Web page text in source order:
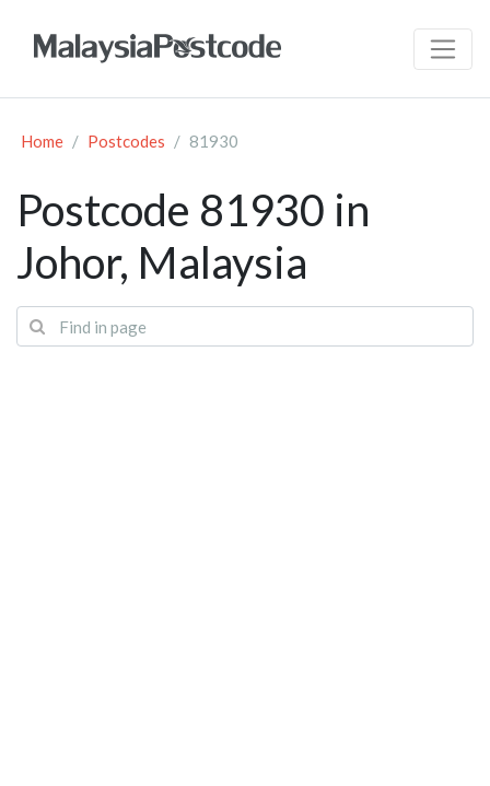
Home Postcodes 81930
Postcode 81930 in
Johor, Malaysia